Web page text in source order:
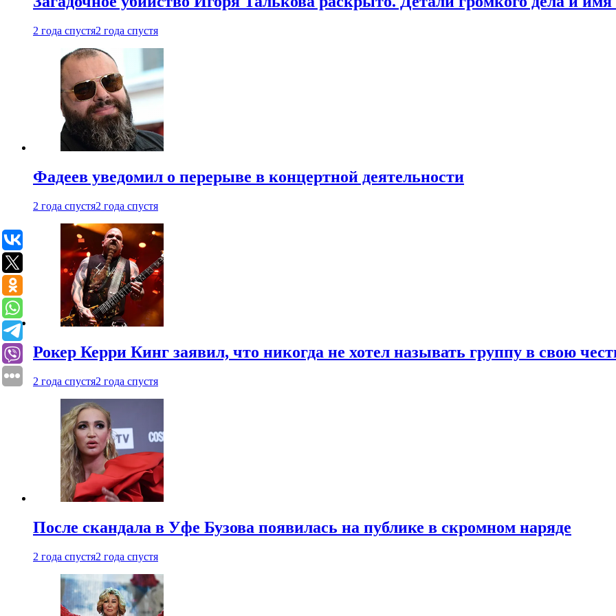
2 года спустя2 года спустя
Фадеев уведомил о перерыве в концертной деятельности
2 года спустя2 года спустя
Рокер Керри Кинг заявил, что никогда не хотел называть группу в свою
2 года спустя2 года спустя
После скандала в Уфе Бузова появилась на публике в скромном наряде
2 года спустя2 года спустя